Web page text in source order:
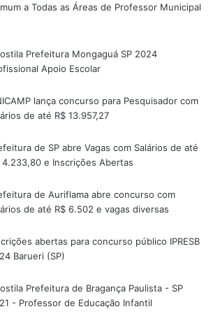
a Todas as Áreas de Professor Municipal
Prefeitura Mongaguá SP 2024
Apoio Escolar
lança concurso para Pesquisador com
de até R$ 13.957,27
de SP abre Vagas com Salários de até
4.233,80 e Inscrições Abertas
de Auriflama abre concurso com
de até R$ 6.502 e vagas diversas
abertas para concurso público IPRESB
Barueri (SP)
Prefeitura de Bragança Paulista - SP
- Professor de Educação Infantil